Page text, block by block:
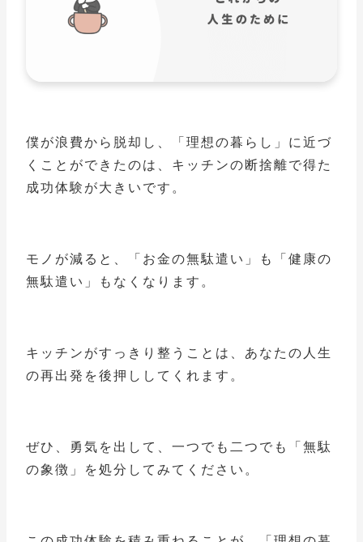
僕が浪費から脱却し、「理想の暮らし」に近づ
くことができたのは、キッチンの断捨離で得た
成功体験が大きいです。
モノが減ると、「お金の無駄遣い」も「健康の
無駄遣い」もなくなります。
キッチンがすっきり整うことは、あなたの人生
の再出発を後押ししてくれます。
ぜひ、勇気を出して、一つでも二つでも「無駄
の象徴」を処分してみてください。